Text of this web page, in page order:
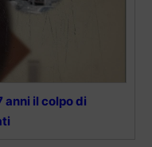
anni il colpo di